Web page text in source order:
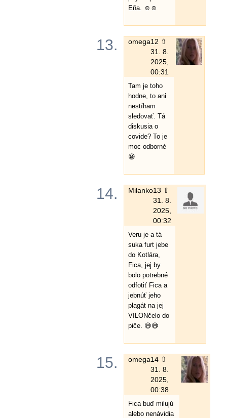
Eňa. ☺️☺️
13. omega12 ⇧
31. 8.
2025,
00:31
Tam je toho
hodne, to ani
nestíham
sledovať. Tá
diskusia o
covide? To je
moc odborné
😀
14. Milanko13 ⇧
31. 8.
2025,
00:32
Veru je a tá
suka furt jebe
do Kotlára,
Fica, jej by
bolo potrebné
odfotiť Fica a
jebnúť jeho
plagát na jej
VILONčelo do
piče. 😅😅
15. omega14 ⇧
31. 8.
2025,
00:38
Fica buď milujú
alebo nenávidia